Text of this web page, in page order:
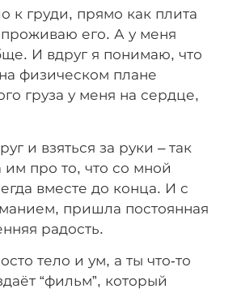
к груди, прямо как плита
его. А у меня
И вдруг я понимаю, что
физическом плане
груза у меня на сердце,
и взяться за руки – так
им про то, что со мной
вместе до конца. И с
пришла постоянная
радость.
тело и ум, а ты что-то
“фильм”, который